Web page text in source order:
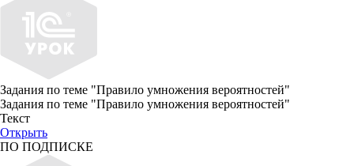
Задания по теме "Правило умножения вероятностей"
Задания по теме "Правило умножения вероятностей"
Текст
Открыть
ПО ПОДПИСКЕ